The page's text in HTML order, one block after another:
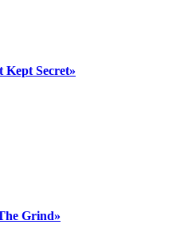
Secret»
Grind»